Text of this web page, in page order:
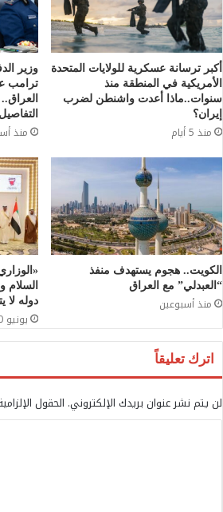
أكبر ترسانة عسكرية للولايات المتحدة
الأمريكية في المنطقة منذ
سنوات..ماذا أعدت واشنطن لضرب
إيران؟
منذ 5 أيام
وزير
ترامب
التفاصيل
منذ
الكويت.. هجوم يستهدف منفذ
“العبدلي” مع العراق
منذ أسبوعين
دوله لا
يونيو 10, 2026
اترك تعليقاً
لن يتم نشر عنوان بريدك الإلكتروني. الحقول